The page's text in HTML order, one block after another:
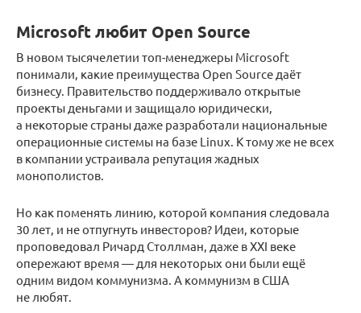
Microsoft любит Open Source
В новом тысячелетии топ-менеджеры Microsoft
понимали, какие преимущества Open Source даёт
бизнесу. Правительство поддерживало открытые
проекты деньгами и защищало юридически,
а некоторые страны даже разработали национальные
операционные системы на базе Linux. К тому же не всех
в компании устраивала репутация жадных
монополистов.
Но как поменять линию, которой компания следовала
30 лет, и не отпугнуть инвесторов? Идеи, которые
проповедовал Ричард Столлман, даже в XXI веке
опережают время — для некоторых они были ещё
одним видом коммунизма. А коммунизм в США
не любят.